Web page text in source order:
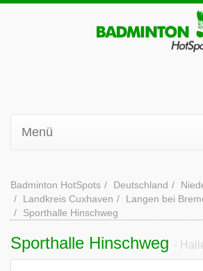
Menü
Badminton HotSpots Deutschland
Landkreis Cuxhaven
Langen bei
Sporthalle Hinschweg
Sporthalle Hinschweg -